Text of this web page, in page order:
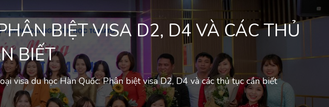
BIỆT VISA D2, D4 VÀ CÁC THỦ
BIẾT
visa du học Hàn Quốc: Phân biệt visa D2, D4 và các thủ tục cần biết